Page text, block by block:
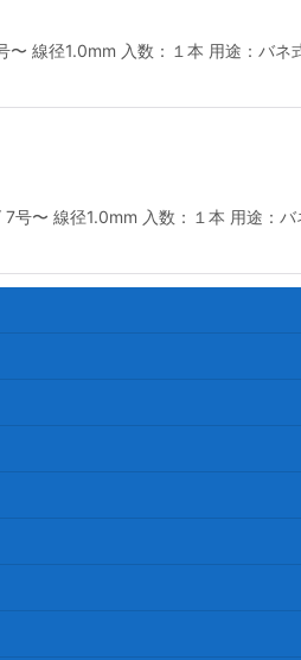
線径1.0mm 入数：１本 用途：バネ
〜 線径1.0mm 入数：１本 用途：バ